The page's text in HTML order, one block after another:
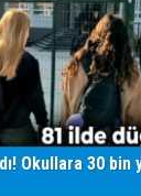
Okullara 30